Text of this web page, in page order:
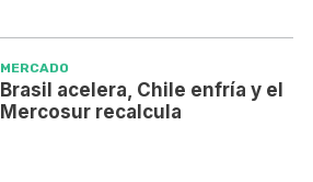
MERCADO
Brasil acelera, Chile enfría y el
Mercosur recalcula